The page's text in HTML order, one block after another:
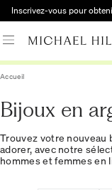
Inscrivez-vous pour
Accueil
Bijoux en
Trouvez votre nouveau
adorer, avec notre
hommes et femmes en